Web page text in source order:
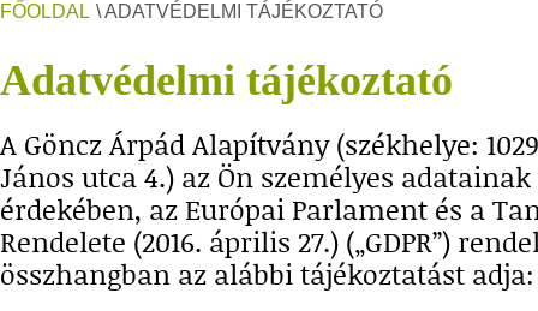
FŐOLDAL \ ADATVÉDELMI TÁJÉKOZTATÓ
Adatvédelmi tájékoztató
A Göncz Árpád Alapítvány (székhelye:
János utca 4.) az Ön személyes
érdekében, az Európai Parlament és a
Rendelete (2016. április 27.) („GDPR”)
összhangban az alábbi tájékoztatást